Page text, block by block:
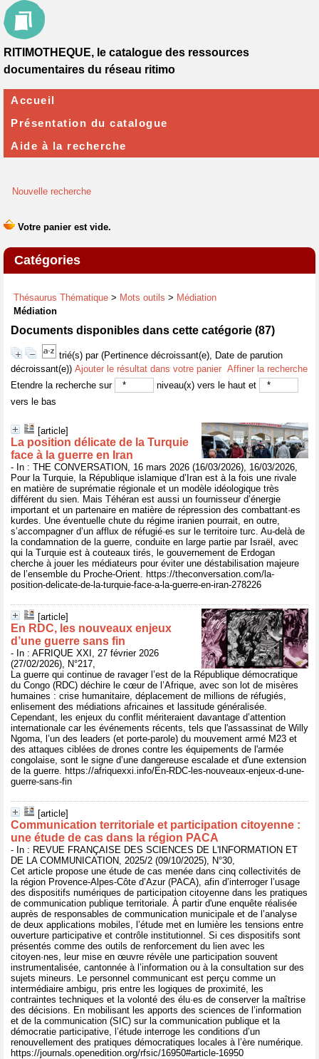
Nouvelle recherche
Catégories
Thésaurus Thématique > Mots outils > Médiation
Médiation
Documents disponibles dans cette catégorie (87)
trié(s) par (Pertinence décroissant(e), Date de parution
décroissant(e)) Ajouter le résultat dans votre panier Affiner la recherche
Etendre la recherche sur
niveau(x) vers le haut et
vers le bas
[article]
La position délicate de la Turquie
face à la guerre en Iran
- In : THE CONVERSATION, 16 mars 2026 (16/03/2026), 16/03/2026,
Pour la Turquie, la République islamique d’Iran est à la fois une rivale
en matière de suprématie régionale et un modèle idéologique très
différent du sien. Mais Téhéran est aussi un fournisseur d’énergie
important et un partenaire en matière de répression des combattant·es
kurdes. Une éventuelle chute du régime iranien pourrait, en outre,
s’accompagner d’un afflux de réfugié·es sur le territoire turc. Au-delà de
la condamnation de la guerre, conduite en large partie par Israël, avec
qui la Turquie est à couteaux tirés, le gouvernement de Erdogan
cherche à jouer les médiateurs pour éviter une déstabilisation majeure
de l’ensemble du Proche-Orient. https://theconversation.com/la-
position-delicate-de-la-turquie-face-a-la-guerre-en-iran-278226
[article]
En RDC, les nouveaux enjeux
d’une guerre sans fin
- In : AFRIQUE XXI, 27 février 2026
(27/02/2026), N°217,
La guerre qui continue de ravager l’est de la République démocratique
du Congo (RDC) déchire le cœur de l’Afrique, avec son lot de misères
humaines : crise humanitaire, déplacement de millions de réfugiés,
enlisement des médiations africaines et lassitude généralisée.
Cependant, les enjeux du conflit mériteraient davantage d’attention
internationale car les événements récents, tels que l'assassinat de Willy
Ngoma, l’un des leaders (et porte-parole) du mouvement armé M23 et
des attaques ciblées de drones contre les équipements de l'armée
congolaise, sont le signe d’une dangereuse escalade et d'une extension
de la guerre. https://afriquexxi.info/En-RDC-les-nouveaux-enjeux-d-une-
guerre-sans-fin
[article]
Communication territoriale et participation citoyenne :
une étude de cas dans la région PACA
- In : REVUE FRANÇAISE DES SCIENCES DE L'INFORMATION ET
DE LA COMMUNICATION, 2025/2 (09/10/2025), N°30,
Cet article propose une étude de cas menée dans cinq collectivités de
la région Provence-Alpes-Côte d’Azur (PACA), afin d’interroger l’usage
des dispositifs numériques de participation citoyenne dans les pratiques
de communication publique territoriale. À partir d'une enquête réalisée
auprès de responsables de communication municipale et de l’analyse
de deux applications mobiles, l’étude met en lumière les tensions entre
ouverture participative et contrôle institutionnel. Si ces dispositifs sont
présentés comme des outils de renforcement du lien avec les
citoyen·nes, leur mise en œuvre révèle une participation souvent
instrumentalisée, cantonnée à l’information ou à la consultation sur des
sujets mineurs. Le personnel communicant est perçu comme un
intermédiaire ambigu, pris entre les logiques de proximité, les
contraintes techniques et la volonté des élu·es de conserver la maîtrise
des décisions. En mobilisant les apports des sciences de l’information
et de la communication (SIC) sur la communication publique et la
démocratie participative, l’étude interroge les conditions d’un
renouvellement des pratiques démocratiques locales à l’ère numérique.
https://journals.openedition.org/rfsic/16950#article-16950
RITIMOTHEQUE, le catalogue des ressources
documentaires du réseau ritimo
Accueil
Présentation du catalogue
Aide à la recherche